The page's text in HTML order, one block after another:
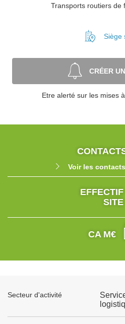
Transports routiers de
Siège
CRÉER
Etre alerté sur les mises
Voir les
EFFECTIF
SITE
CA M€
Secteur d'activité